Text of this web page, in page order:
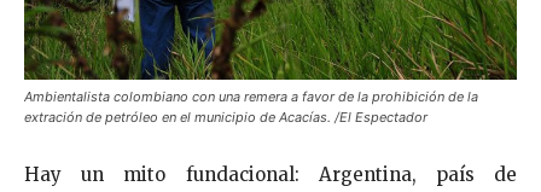
Ambientalista colombiano con una remera a favor de la prohibición de la
extración de petróleo en el municipio de Acacías. /El Espectador
Hay un mito fundacional: Argentina, país de